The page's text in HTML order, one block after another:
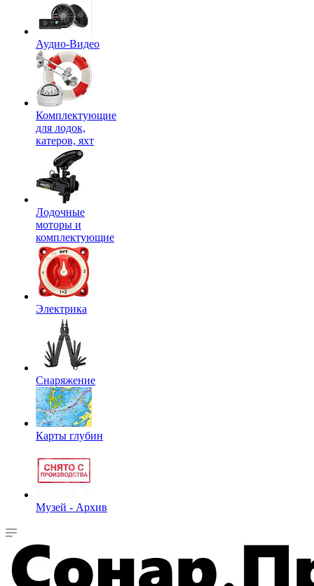
Аудио-Видео
Комплектующие
для лодок,
катеров, яхт
Лодочные
моторы и
комплектующие
Электрика
Снаряжение
Карты глубин
Музей - Архив